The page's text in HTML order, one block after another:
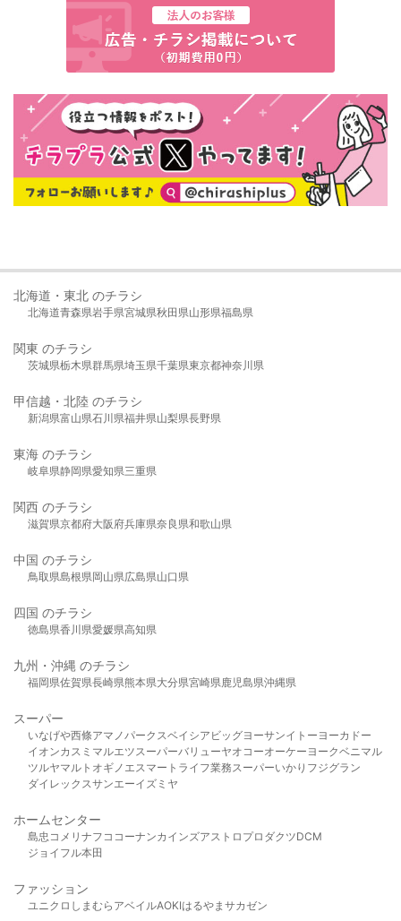
北海道・東北 のチラシ
北海道青森県岩手県宮城県秋田県山形県福島県
関東 のチラシ
茨城県栃木県群馬県埼玉県千葉県東京都神奈川県
甲信越・北陸 のチラシ
新潟県富山県石川県福井県山梨県長野県
東海 のチラシ
岐阜県静岡県愛知県三重県
関西 のチラシ
滋賀県京都府大阪府兵庫県奈良県和歌山県
中国 のチラシ
鳥取県島根県岡山県広島県山口県
四国 のチラシ
徳島県香川県愛媛県高知県
九州・沖縄 のチラシ
福岡県佐賀県長崎県熊本県大分県宮崎県鹿児島県沖縄県
スーパー
いなげや西條アマノパークスベイシア ビッグヨーサンイトーヨーカドー
イオンカスミ マルエツスーパーバリューヤオコーオーケー ヨークベニマル
ツルヤマルト オギノ エスマート ライフ業務スーパーいかり フジグラン
ダイレックスサンエーイズミヤ
ホームセンター
島忠 コメリ ナフコ コーナンカインズアストロプロダクツDCM
ジョイフル本田
ファッション
ユニクロ しまむら アベイルAOKIはるやま サカゼン